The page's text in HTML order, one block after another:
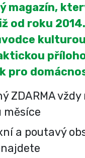
magazín,
od roku
pro
ZDARMA vždy
měsíce
a poutavý